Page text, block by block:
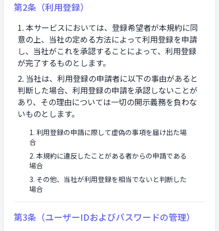
第2条（利用登録）
本サービスにおいては、登録希望者が本規約に同
意の上、当社の定める方法によって利用登録を申請
し、当社がこれを承認することによって、利用登録
が完了するものとします。
当社は、利用登録の申請者に以下の事由があると
判断した場合、利用登録の申請を承認しないことが
あり、その理由については一切の開示義務を負わな
いものとします。
利用登録の申請に際して虚偽の事項を届け出た場
合
本規約に違反したことがある者からの申請である
場合
その他、当社が利用登録を相当でないと判断した
場合
第3条（ユーザーIDおよびパスワードの管理）